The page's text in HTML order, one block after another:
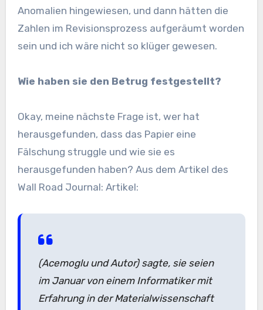
Anomalien hingewiesen, und dann hätten die
Zahlen im Revisionsprozess aufgeräumt worden
sein und ich wäre nicht so klüger gewesen.
Wie haben sie den Betrug festgestellt?
Okay, meine nächste Frage ist, wer hat
herausgefunden, dass das Papier eine
Fälschung struggle und wie sie es
herausgefunden haben? Aus dem Artikel des
Wall Road Journal: Artikel:
(Acemoglu und Autor) sagte, sie seien
im Januar von einem Informatiker mit
Erfahrung in der Materialwissenschaft